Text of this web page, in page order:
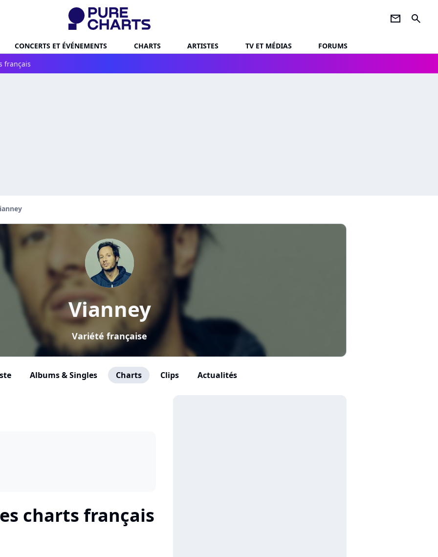
newsletter search
CONCERTS ET ÉVÉNEMENTS CHARTS ARTISTES TV ET MÉDIAS
FORUMS
français
Vianney
Variété française
Albums & Singles Charts Clips Actualités
charts français